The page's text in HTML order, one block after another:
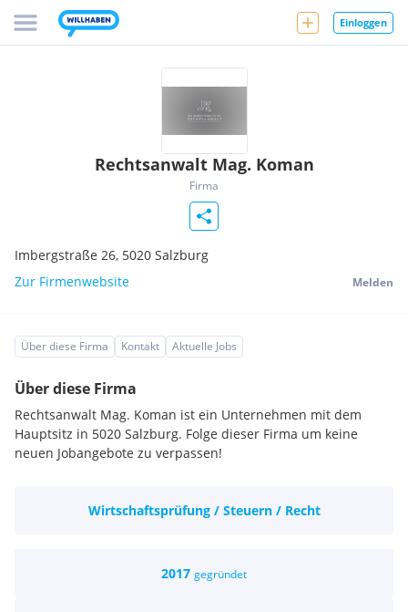
Einloggen
Rechtsanwalt Mag. Koman
Firma
Imbergstraße 26, 5020 Salzburg
Zur Firmenwebsite
Melden
Über diese Firma Kontakt Aktuelle Jobs
Über diese Firma
Rechtsanwalt Mag. Koman ist ein Unternehmen mit dem
Hauptsitz in 5020 Salzburg. Folge dieser Firma um keine
neuen Jobangebote zu verpassen!
Wirtschaftsprüfung / Steuern / Recht
2017 gegründet